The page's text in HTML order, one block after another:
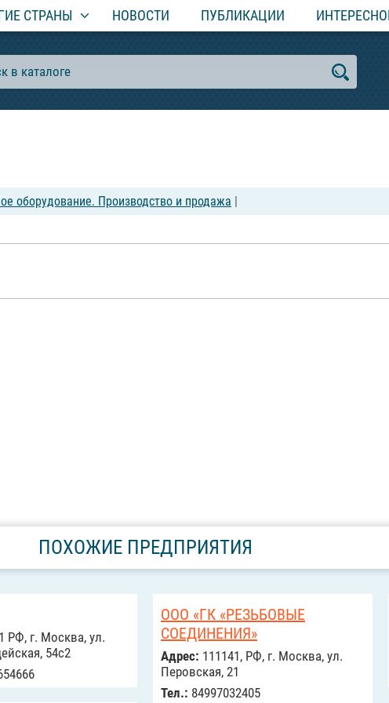
СТРАНЫ НОВОСТИ ПУБЛИКАЦИИ
оборудование. Производство и продажа |
ПОХОЖИЕ ПРЕДПРИЯТИЯ
РФ, г. Москва, ул.
54с2
ООО «ГК «РЕЗЬБОВЫЕ
СОЕДИНЕНИЯ»
Адрес: 111141, РФ, г. Москва, ул.
Перовская, 21
Тел.: 84997032405